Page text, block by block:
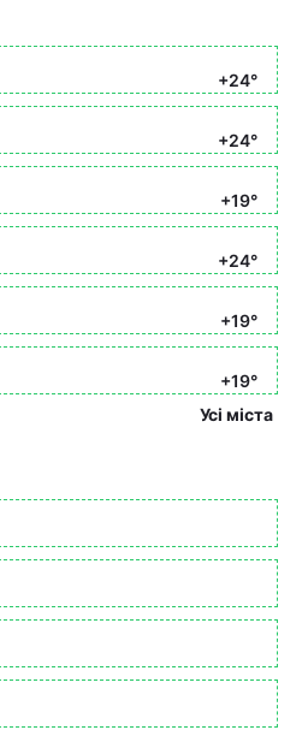
+24°
+24°
+19°
+24°
+19°
+19°
Усі міста